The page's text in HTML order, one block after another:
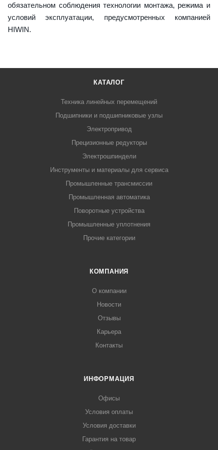
обязательном соблюдения технологии монтажа, режима и
условий эксплуатации, предусмотренных компанией
HIWIN.
КАТАЛОГ
Техника линейных перемещений
Подшипники и подшипниковые узлы
Электропривод
Прецизионные редукторы
Электрошпиндели
Инструменты и материалы для сервиса
Промышленные трансмиссии
Промышленная автоматика
Поворотные устройства
Промышленные уплотнения
Прочие категории
КОМПАНИЯ
О компании
Новости
Отзывы
Карьера
Контакты
ИНФОРМАЦИЯ
Офисы
Условия оплаты
Условия доставки
Гарантия на товар